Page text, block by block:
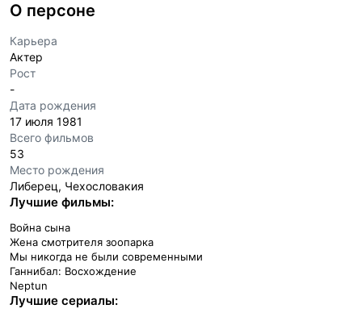
О персоне
Карьера
Актер
Рост
-
Дата рождения
17 июля 1981
Всего фильмов
53
Место рождения
Либерец, Чехословакия
Лучшие фильмы:
Война сына
Жена смотрителя зоопарка
Мы никогда не были современными
Ганнибал: Восхождение
Neptun
Лучшие сериалы: